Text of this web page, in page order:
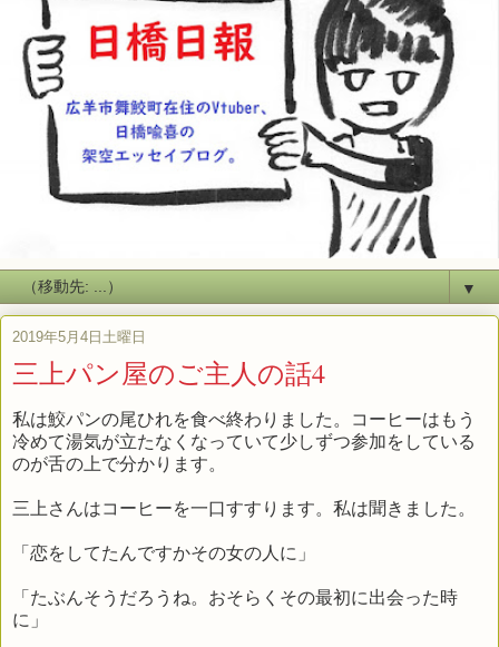
▼
2019年5月4日土曜日
三上パン屋のご主人の話4
私は鮫パンの尾ひれを食べ終わりました。コーヒーはもう
冷めて湯気が立たなくなっていて少しずつ参加をしている
のが舌の上で分かります。
三上さんはコーヒーを一口すすります。私は聞きました。
「恋をしてたんですかその女の人に」
「たぶんそうだろうね。おそらくその最初に出会った時
に」